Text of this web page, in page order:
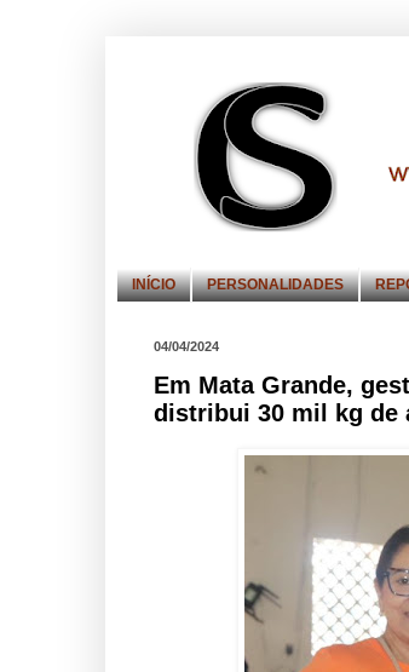
INÍCIO PERSONALIDADES
04/04/2024
Em Mata Grande,
distribui 30 mil kg de